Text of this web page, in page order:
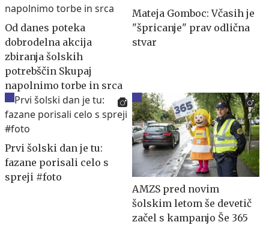
Od danes poteka
dobrodelna akcija
zbiranja šolskih
potrebščin Skupaj
napolnimo torbe in srca
Mateja Gomboc: Včasih je
"špricanje" prav odlična
stvar
Prvi šolski dan je tu:
fazane porisali celo s
spreji #foto
AMZS pred novim
šolskim letom še devetič
začel s kampanjo Še 365